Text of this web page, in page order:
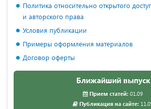
Политика относительно открытого
и авторского права
Условия публикации
Примеры оформления материалов
Договор оферты
Ближайший выпуск
Прием статей: 01.09
Публикация на сайте: